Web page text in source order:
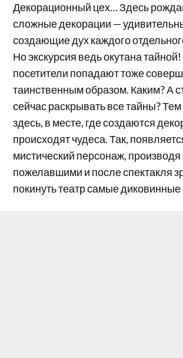
Декорационный цех… Здесь
сложные декорации —
создающие дух каждого
Но экскурсия ведь окутана
посетители попадают тоже
таинственным образом. Каким? А
сейчас раскрывать все тайны? Тем
здесь, в месте, где создаются
происходят чудеса. Так,
мистический персонаж, производя
пожелавшими и после спектакля
покинуть театр самые